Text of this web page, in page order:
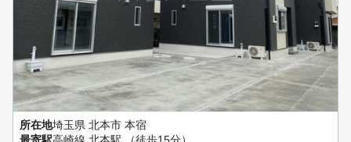
所在地埼玉県 北本市 本宿